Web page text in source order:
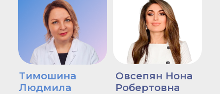
Тимошина
Людмила
Овсепян Нона
Робертовна